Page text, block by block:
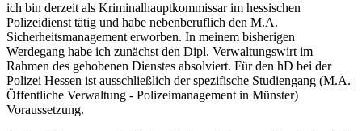
ich bin derzeit als Kriminalhauptkommissar im hessischen
Polizeidienst tätig und habe nebenberuflich den M.A.
Sicherheitsmanagement erworben. In meinem bisherigen
Werdegang habe ich zunächst den Dipl. Verwaltungswirt im
Rahmen des gehobenen Dienstes absolviert. Für den hD bei der
Polizei Hessen ist ausschließlich der spezifische Studiengang (M.A.
Öffentliche Verwaltung - Polizeimanagement in Münster)
Voraussetzung.